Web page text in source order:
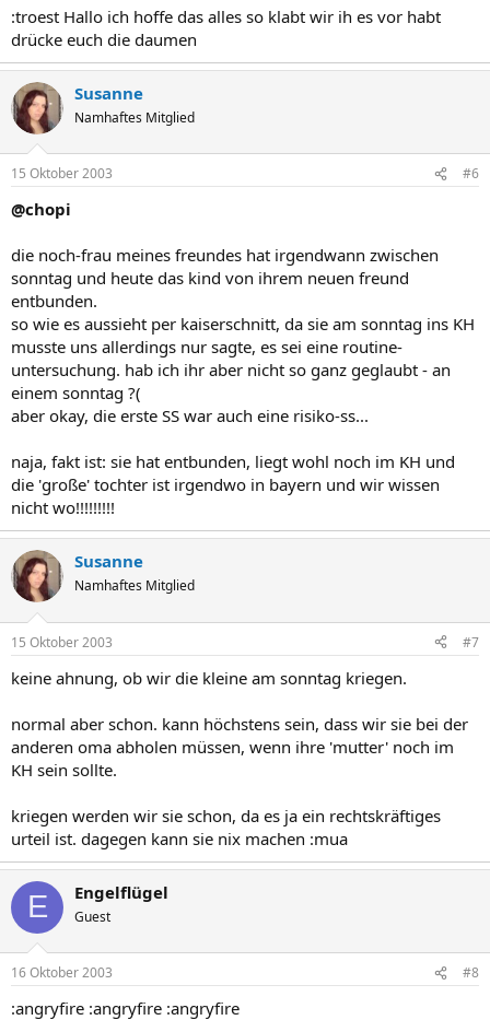
:troest Hallo ich hoffe das alles so klabt wir ih es vor habt
drücke euch die daumen
Susanne
Namhaftes Mitglied
15 Oktober 2003 #6
@chopi
die noch-frau meines freundes hat irgendwann zwischen
sonntag und heute das kind von ihrem neuen freund
entbunden.
so wie es aussieht per kaiserschnitt, da sie am sonntag ins KH
musste uns allerdings nur sagte, es sei eine routine-
untersuchung. hab ich ihr aber nicht so ganz geglaubt - an
einem sonntag ?(
aber okay, die erste SS war auch eine risiko-ss...
naja, fakt ist: sie hat entbunden, liegt wohl noch im KH und
die 'große' tochter ist irgendwo in bayern und wir wissen
nicht wo!!!!!!!!!
Susanne
Namhaftes Mitglied
15 Oktober 2003 #7
keine ahnung, ob wir die kleine am sonntag kriegen.
normal aber schon. kann höchstens sein, dass wir sie bei der
anderen oma abholen müssen, wenn ihre 'mutter' noch im
KH sein sollte.
kriegen werden wir sie schon, da es ja ein rechtskräftiges
urteil ist. dagegen kann sie nix machen :mua
E Engelflügel
Guest
16 Oktober 2003 #8
:angryfire :angryfire :angryfire